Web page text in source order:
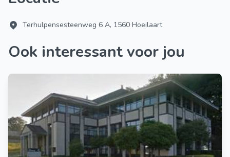
Terhulpensesteenweg 6 A, 1560 Hoeilaart
Ook interessant voor jou